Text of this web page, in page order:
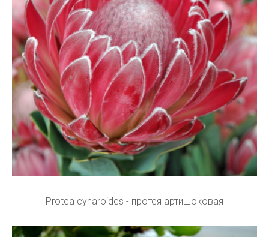
Protea cynaroides - протея артишоковая